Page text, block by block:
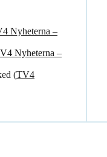
Nyheterna –
Nyheterna –
(TV4